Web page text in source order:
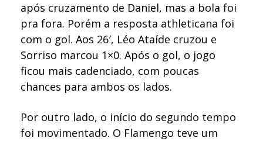
após cruzamento de Daniel, mas a bola foi
pra fora. Porém a resposta athleticana foi
com o gol. Aos 26′, Léo Ataíde cruzou e
Sorriso marcou 1×0. Após o gol, o jogo
ficou mais cadenciado, com poucas
chances para ambos os lados.
Por outro lado, o início do segundo tempo
foi movimentado. O Flamengo teve um